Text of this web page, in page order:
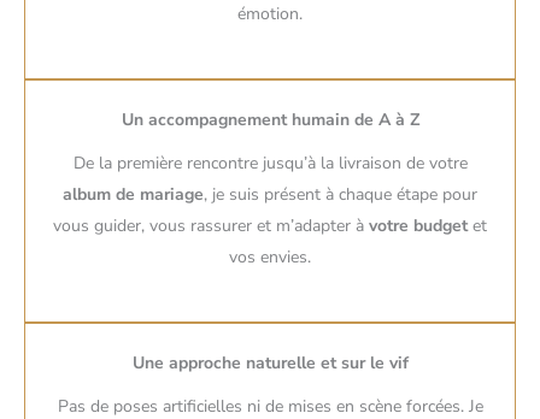
émotion.
Un accompagnement humain de A à Z
De la première rencontre jusqu’à la livraison de votre
album de mariage, je suis présent à chaque étape pour
vous guider, vous rassurer et m’adapter à votre budgetet
vos envies.
Une approche naturelle et sur le vif
Pas de poses artificielles ni de mises en scène forcées. Je